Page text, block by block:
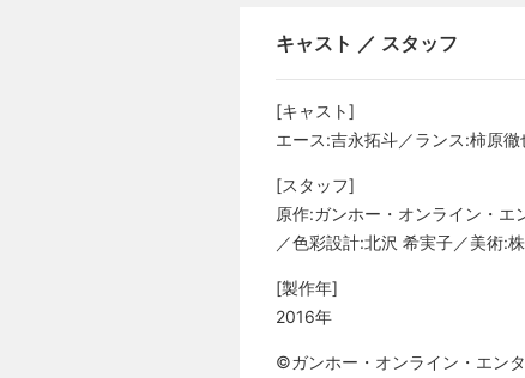
キャスト ／ スタッフ
[キャスト]
エース:吉永拓斗／ランス:柿原
[スタッフ]
原作:ガンホー・オンライン・
／色彩設計:北沢 希実子／美術:
[製作年]
2016年
©ガンホー・オンライン・エン